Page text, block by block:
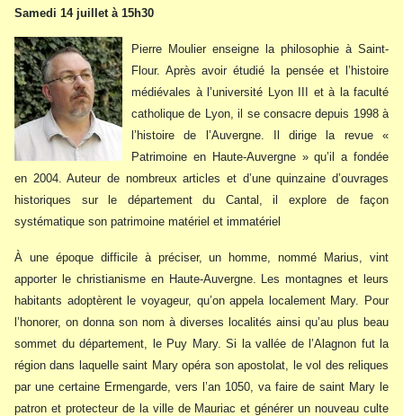
Samedi 14 juillet à 15h30
Pierre Moulier enseigne la philosophie à Saint-
Flour. Après avoir étudié la pensée et l’histoire
médiévales à l’université Lyon III et à la faculté
catholique de Lyon, il se consacre depuis 1998 à
l’histoire de l’Auvergne. Il dirige la revue «
Patrimoine en Haute-Auvergne » qu’il a fondée
en 2004. Auteur de nombreux articles et d’une quinzaine d’ouvrages
historiques sur le département du Cantal, il explore de façon
systématique son patrimoine matériel et immatériel
À une époque difficile à préciser, un homme, nommé Marius, vint
apporter le christianisme en Haute-Auvergne. Les montagnes et leurs
habitants adoptèrent le voyageur, qu’on appela localement Mary. Pour
l’honorer, on donna son nom à diverses localités ainsi qu’au plus beau
sommet du département, le Puy Mary. Si la vallée de l’Alagnon fut la
région dans laquelle saint Mary opéra son apostolat, le vol des reliques
par une certaine Ermengarde, vers l’an 1050, va faire de saint Mary le
patron et protecteur de la ville de Mauriac et générer un nouveau culte